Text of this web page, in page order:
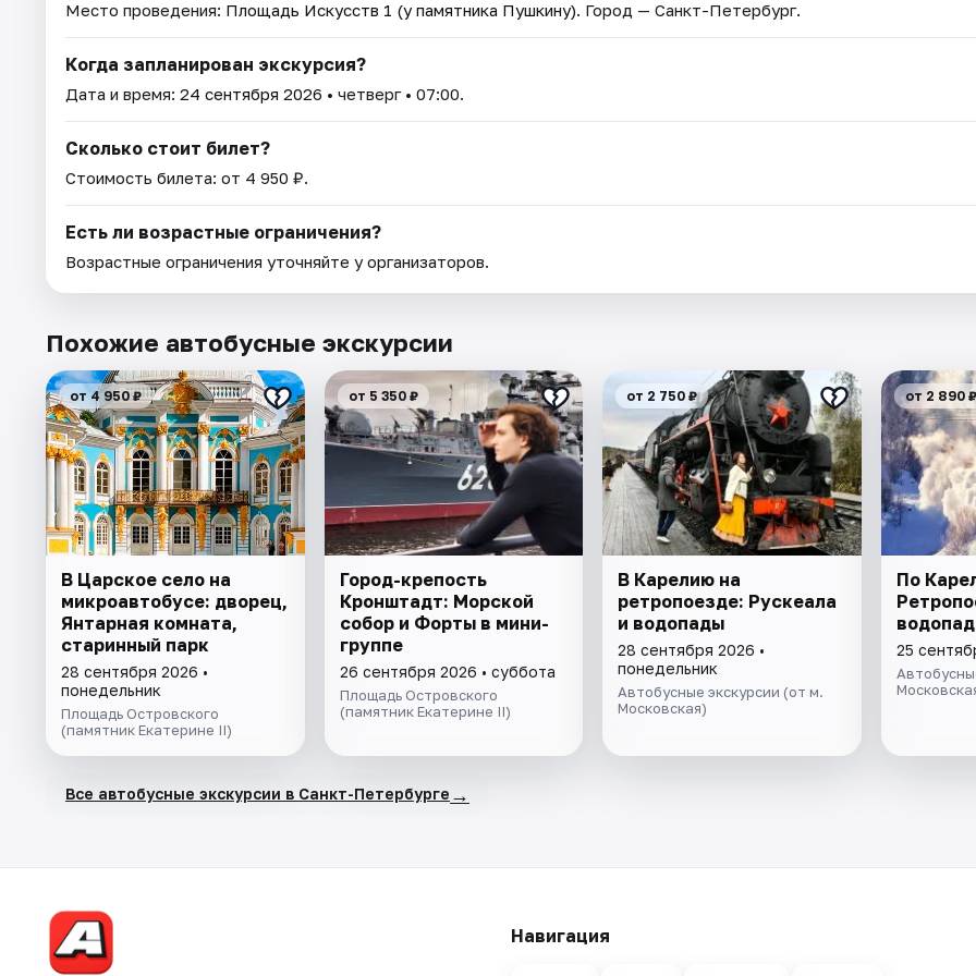
Место проведения: Площадь Искусств 1 (у памятника Пушкину). Город — Санкт-Петербург.
Когда запланирован экскурсия?
Дата и время: 24 сентября 2026 • четверг • 07:00.
Сколько стоит билет?
Стоимость билета: от 4 950 ₽.
Есть ли возрастные ограничения?
Возрастные ограничения уточняйте у организаторов.
Похожие автобусные экскурсии
от 4 950 ₽
В Царское село на
микроавтобусе: дворец,
Янтарная комната,
старинный парк
28 сентября 2026 •
понедельник
Площадь Островского
(памятник Екатерине II)
от 5 350 ₽
Город-крепость
Кронштадт: Морской
собор и Форты в мини-
группе
26 сентября 2026 • суббота
Площадь Островского
(памятник Екатерине II)
от 2 750 ₽
В Карелию на
ретропоезде: Рускеала
и водопады
28 сентября 2026 •
понедельник
Автобусные экскурсии (от м.
Московская)
от 2 890 ₽
По
25
Все автобусные экскурсии в Санкт-Петербурге →
Навигация